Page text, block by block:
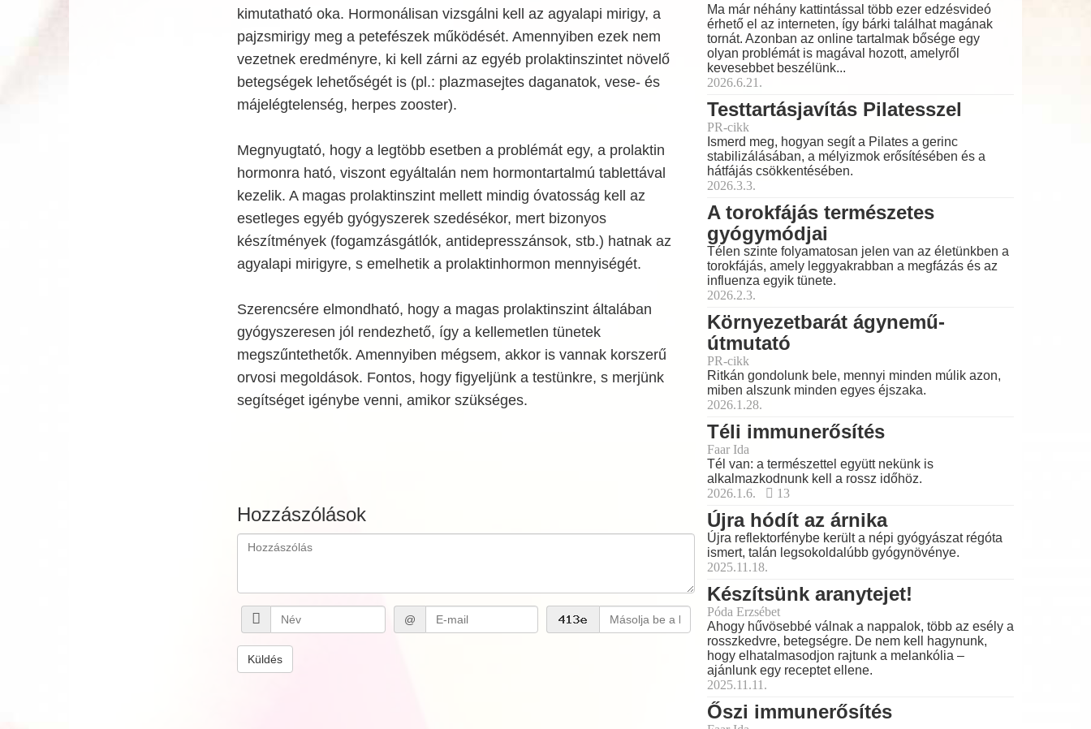
kimutatható oka. Hormonálisan vizsgálni kell az agyalapi mirigy, a
pajzsmirigy meg a petefészek működését. Amennyiben ezek nem
vezetnek eredményre, ki kell zárni az egyéb prolaktinszintet növelő
betegségek lehetőségét is (pl.: plazmasejtes daganatok, vese- és
májelégtelenség, herpes zooster).
Megnyugtató, hogy a legtöbb esetben a problémát egy, a prolaktin
hormonra ható, viszont egyáltalán nem hormontartalmú tablettával
kezelik. A magas prolaktinszint mellett mindig óvatosság kell az
esetleges egyéb gyógyszerek szedésékor, mert bizonyos
készítmények (fogamzásgátlók, antidepresszánsok, stb.) hatnak az
agyalapi mirigyre, s emelhetik a prolaktinhormon mennyiségét.
Szerencsére elmondható, hogy a magas prolaktinszint általában
gyógyszeresen jól rendezhető, így a kellemetlen tünetek
megszűntethetők. Amennyiben mégsem, akkor is vannak korszerű
orvosi megoldások. Fontos, hogy figyeljünk a testünkre, s merjünk
segítséget igénybe venni, amikor szükséges.
Hozzászólások
@
Küldés
Ma már néhány kattintással több ezer edzésvideó
érhető el az interneten, így bárki találhat magának
tornát. Azonban az online tartalmak bősége egy
olyan problémát is magával hozott, amelyről
kevesebbet beszélünk...
2026.6.21.
Testtartásjavítás Pilatesszel
PR-cikk
Ismerd meg, hogyan segít a Pilates a gerinc
stabilizálásában, a mélyizmok erősítésében és a
hátfájás csökkentésében.
2026.3.3.
A torokfájás természetes
gyógymódjai
Télen szinte folyamatosan jelen van az életünkben a
torokfájás, amely leggyakrabban a megfázás és az
influenza egyik tünete.
2026.2.3.
Környezetbarát ágynemű-
útmutató
PR-cikk
Ritkán gondolunk bele, mennyi minden múlik azon,
miben alszunk minden egyes éjszaka.
2026.1.28.
Téli immunerősítés
Faar Ida
Tél van: a természettel együtt nekünk is
alkalmazkodnunk kell a rossz időhöz.
2026.1.6.
13
Újra hódít az árnika
Újra reflektorfénybe került a népi gyógyászat régóta
ismert, talán legsokoldalúbb gyógynövénye.
2025.11.18.
Készítsünk aranytejet!
Póda Erzsébet
Ahogy hűvösebbé válnak a nappalok, több az esély a
rosszkedvre, betegségre. De nem kell hagynunk,
hogy elhatalmasodjon rajtunk a melankólia –
ajánlunk egy receptet ellene.
2025.11.11.
Őszi immunerősítés